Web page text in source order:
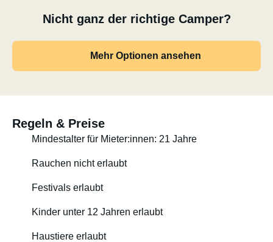
Nicht ganz der richtige Camper?
Mehr Optionen ansehen
Regeln & Preise
Mindestalter für Mieter:innen: 21 Jahre
Rauchen nicht erlaubt
Festivals erlaubt
Kinder unter 12 Jahren erlaubt
Haustiere erlaubt